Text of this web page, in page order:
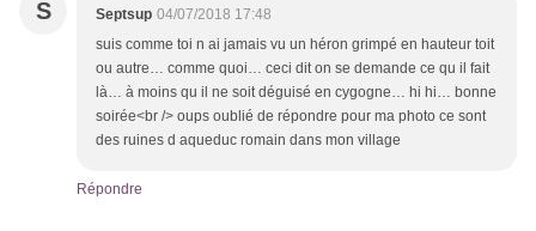
S Septsup 04/07/2018 17:48
suis comme toi n ai jamais vu un héron grimpé en hauteur toit
ou autre… comme quoi… ceci dit on se demande ce qu il fait
là… à moins qu il ne soit déguisé en cygogne… hi hi… bonne
soirée<br /> oups oublié de répondre pour ma photo ce sont
des ruines d aqueduc romain dans mon village
Répondre